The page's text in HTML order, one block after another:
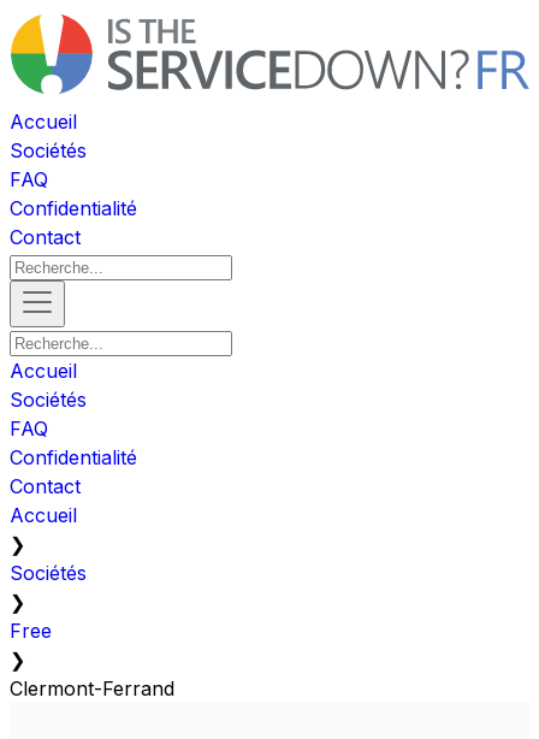
Accueil
Sociétés
FAQ
Confidentialité
Contact
Accueil
Sociétés
FAQ
Confidentialité
Contact
Accueil
❯
Sociétés
❯
Free
❯
Clermont-Ferrand